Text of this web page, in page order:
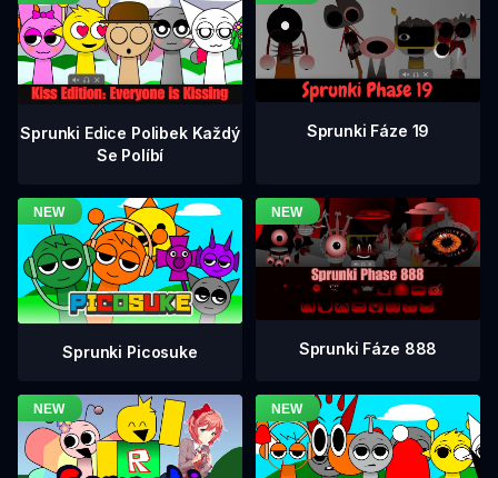
Sprunki Edice Polibek Každý
Se Políbí
Sprunki Fáze 19
Sprunki Picosuke Sprunki Fáze 888